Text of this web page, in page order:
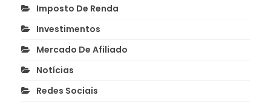
Imposto De Renda
Investimentos
Mercado De Afiliado
Notícias
Redes Sociais